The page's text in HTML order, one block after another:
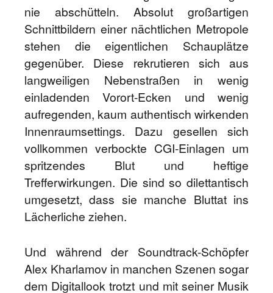
nie abschütteln. Absolut großartigen
Schnittbildern einer nächtlichen Metropole
stehen die eigentlichen Schauplätze
gegenüber. Diese rekrutieren sich aus
langweiligen Nebenstraßen in wenig
einladenden Vorort-Ecken und wenig
aufregenden, kaum authentisch wirkenden
Innenraumsettings. Dazu gesellen sich
vollkommen verbockte CGI-Einlagen um
spritzendes Blut und heftige
Trefferwirkungen. Die sind so dilettantisch
umgesetzt, dass sie manche Bluttat ins
Lächerliche ziehen.
Und während der Soundtrack-Schöpfer
Alex Kharlamov in manchen Szenen sogar
dem Digitallook trotzt und mit seiner Musik